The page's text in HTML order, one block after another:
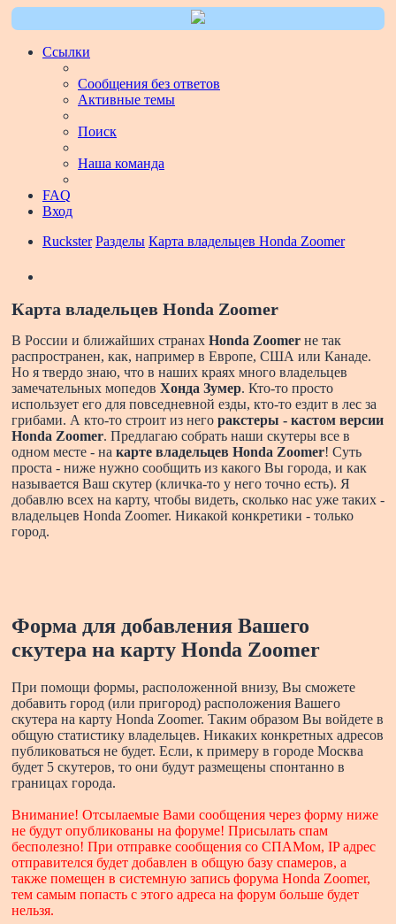
Ссылки
Сообщения без ответов
Активные темы
Поиск
Наша команда
FAQ
Вход
Ruckster Разделы Карта владельцев Honda Zoomer
Карта владельцев Honda Zoomer
В России и ближайших странах Honda Zoomer не так
распространен, как, например в Европе, США или Канаде.
Но я твердо знаю, что в наших краях много владельцев
замечательных мопедов Хонда Зумер. Кто-то просто
использует его для повседневной езды, кто-то ездит в лес за
грибами. А кто-то строит из него ракстеры - кастом версии
Honda Zoomer. Предлагаю собрать наши скутеры все в
одном месте - на карте владельцев Honda Zoomer! Суть
проста - ниже нужно сообщить из какого Вы города, и как
называется Ваш скутер (кличка-то у него точно есть). Я
добавлю всех на карту, чтобы видеть, сколько нас уже таких -
владельцев Honda Zoomer. Никакой конкретики - только
город.
Форма для добавления Вашего
скутера на карту Honda Zoomer
При помощи формы, расположенной внизу, Вы сможете
добавить город (или пригород) расположения Вашего
скутера на карту Honda Zoomer. Таким образом Вы войдете в
общую статистику владельцев. Никаких конкретных адресов
публиковаться не будет. Если, к примеру в городе Москва
будет 5 скутеров, то они будут размещены спонтанно в
границах города.
Внимание! Отсылаемые Вами сообщения через форму ниже
не будут опубликованы на форуме! Присылать спам
бесполезно! При отправке сообщения со СПАМом, IP адрес
отправителся будет добавлен в общую базу спамеров, а
также помещен в системную запись форума Honda Zoomer,
тем самым попасть с этого адреса на форум больше будет
нельзя.